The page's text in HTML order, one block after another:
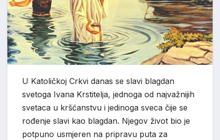
U Katoličkoj Crkvi danas se slavi blagdan
svetoga Ivana Krstitelja, jednoga od najvažnijih
svetaca u kršćanstvu i jedinoga sveca čije se
rođenje slavi kao blagdan. Njegov život bio je
potpuno usmjeren na pripravu puta za